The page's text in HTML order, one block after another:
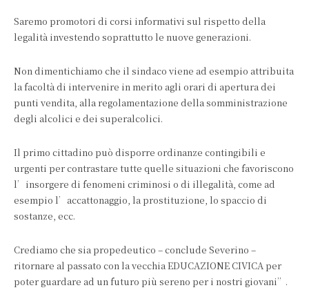
Saremo promotori di corsi informativi sul rispetto della
legalità investendo soprattutto le nuove generazioni.
Non dimentichiamo che il sindaco viene ad esempio attribuita
la facoltà di intervenire in merito agli orari di apertura dei
punti vendita, alla regolamentazione della somministrazione
degli alcolici e dei superalcolici.
Il primo cittadino può disporre ordinanze contingibili e
urgenti per contrastare tutte quelle situazioni che favoriscono
l’insorgere di fenomeni criminosi o di illegalità, come ad
esempio l’accattonaggio, la prostituzione, lo spaccio di
sostanze, ecc.
Crediamo che sia propedeutico – conclude Severino –
ritornare al passato con la vecchia EDUCAZIONE CIVICA per
poter guardare ad un futuro più sereno per i nostri giovani”.